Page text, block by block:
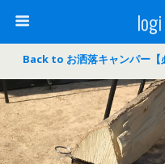
Back to お洒落キャンパー【